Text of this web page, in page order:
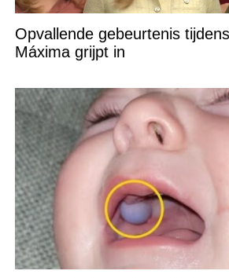
Opvallende gebeurtenis
Máxima grijpt in